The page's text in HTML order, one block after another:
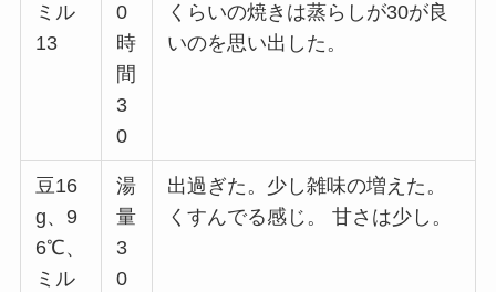
ミル
13
0
時
間
3
0
くらいの焼きは蒸らしが30が良
いのを思い出した。
豆16
g、9
6℃、
ミル
湯
量
3
0
出過ぎた。少し雑味の増えた。
くすんでる感じ。 甘さは少し。